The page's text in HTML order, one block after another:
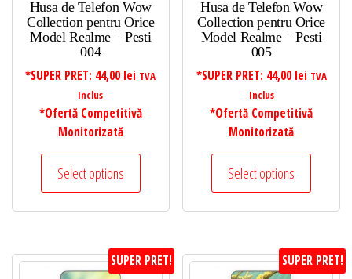
Husa de Telefon Wow
Collection pentru Orice
Model Realme – Pesti
004
*SUPER PRET: 44,00 lei TVA
Inclus
*Ofertă Competitivă
Monitorizată
Select options
Husa de Telefon Wow
Collection pentru Orice
Model Realme – Pesti
005
*SUPER PRET: 44,00 lei TVA
Inclus
*Ofertă Competitivă
Monitorizată
Select options
SUPER PRET! SUPER PRET!